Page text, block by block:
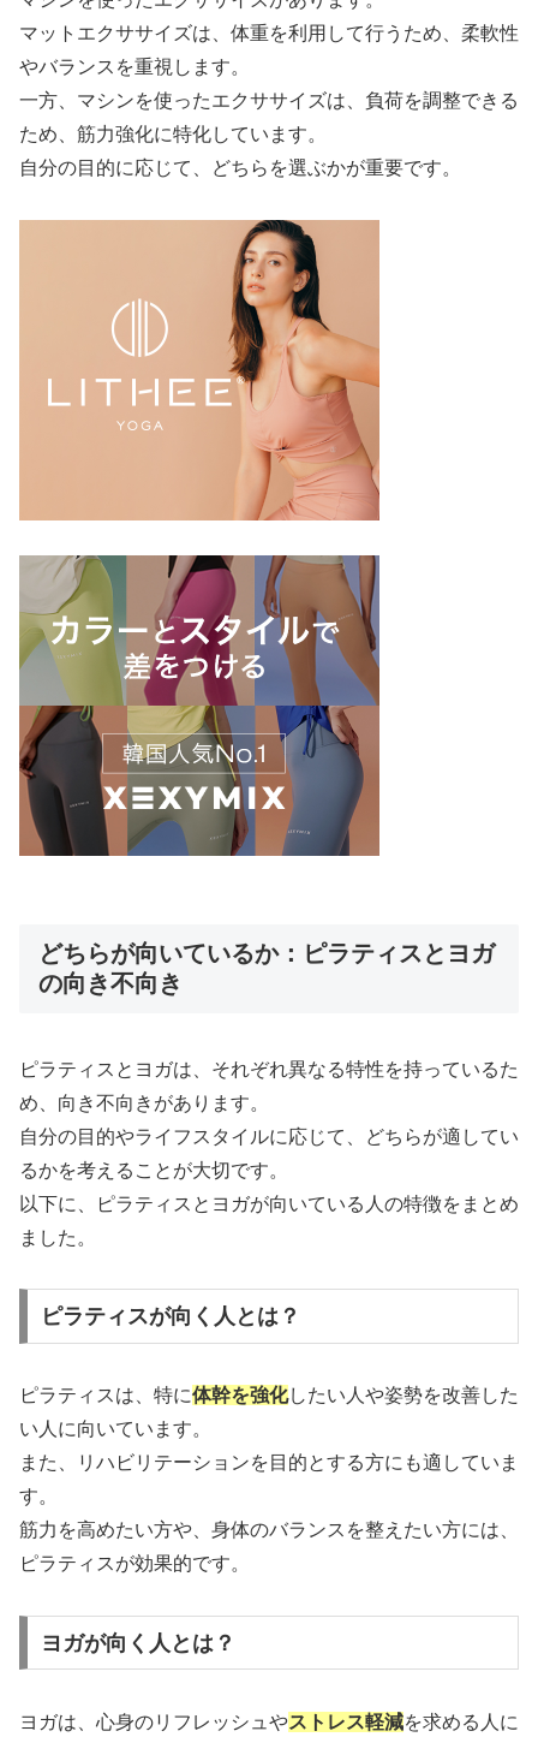
マットエクササイズは、体重を利用して行うため、柔軟性
やバランスを重視します。
一方、マシンを使ったエクササイズは、負荷を調整できる
ため、筋力強化に特化しています。
自分の目的に応じて、どちらを選ぶかが重要です。
どちらが向いているか：ピラティスとヨガ
の向き不向き
ピラティスとヨガは、それぞれ異なる特性を持っているた
め、向き不向きがあります。
自分の目的やライフスタイルに応じて、どちらが適してい
るかを考えることが大切です。
以下に、ピラティスとヨガが向いている人の特徴をまとめ
ました。
ピラティスが向く人とは？
ピラティスは、特に体幹を強化したい人や姿勢を改善した
い人に向いています。
また、リハビリテーションを目的とする方にも適していま
す。
筋力を高めたい方や、身体のバランスを整えたい方には、
ピラティスが効果的です。
ヨガが向く人とは？
ヨガは、心身のリフレッシュやストレス軽減を求める人に